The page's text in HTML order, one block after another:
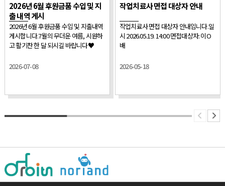
2026년 6월 후원금품 수입 및 지
출 내역 게시
2026년 6월 후원금품 수입 및 지출내역
게시합니다.7월의 무더운 여름, 시원하
고 활기찬 한 달 되시길 바랍니다♥
2026-07-08
자의 경우 군필자 또는 면제자, 3) 심신
자 4) 국가유공자 등 예우 및 지원에 관
한 법률 등 관련법에 의한 취업지원 대
상자 우대 4. 제출서류 1) 서류전형: 입
포함) *이메일 활용
지원서류는 접수하지 않음 5. 전형일정
2026.06.08.(월)-서류전형합격자에 한
성적증명서, 자격증사본, 경력증명서,
작업치료사 면접 대상자 안내
작업치료사 면접 대상자 안내입니다.일
시 2026.05.19. 14:00 면접대상자: 이O
배
2026-05-18